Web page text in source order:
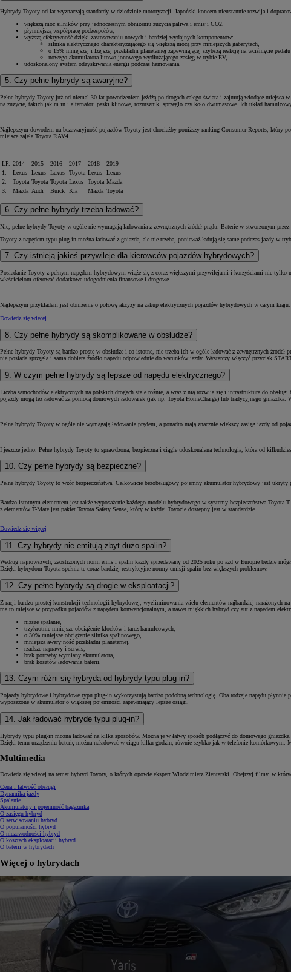
HYBRID
Hybrydy Toyoty od lat wyznaczają standardy w dziedzinie motoryzacji. Japoński koncern nieustannie rozwija i
większą moc silników przy jednoczesnym obniżeniu zużycia paliwa i emisji CO2,
płynniejszą współpracę podzespołów,
wyższą efektywność dzięki zastosowaniu nowych i bardziej wydajnych komponentów:
silnika elektrycznego charakteryzującego się większą mocą przy mniejszych gabarytach,
o 15% mniejszej i lżejszej przekładni planetarnej zapewniającej szybszą reakcję na wciśnięcie pedału
nowego akumulatora litowo-jonowego wydłużającego zasięg w trybie EV,
udoskonalony system odzyskiwania energii podczas hamowania.
5. Czy pełne hybrydy są awaryjne?
Pełne hybrydy Toyoty już od niemal 30 lat powodzeniem jeżdżą po drogach całego świata i zajmują wiodące
na zużycie, takich jak m.in.: alternator, paski klinowe, rozrusznik, sprzęgło czy koło dwumasowe. Ich układ
Najlepszym dowodem na bezawaryjność pojazdów Toyoty jest chociażby poniższy ranking Consumer Reports, który
miejsce zajęła Toyota RAV4.
LP. 2014 2015 2016 2017 2018
2019
1.
Lexus Lexus Lexus Toyota Lexus
Lexus
2.
Toyota Toyota Toyota Lexus Toyota Mazda
3.
Mazda Audi Buick Kia Mazda Toyota
6. Czy pełne hybrydy trzeba ładować?
Nie, pełne hybrydy Toyoty w ogóle nie wymagają ładowania z zewnętrznych źródeł prądu. Baterie w stworzonym
Toyoty z napędem typu plug-in można ładować z gniazda, ale nie trzeba, ponieważ ładują się same podczas jazdy w
7. Czy istnieją jakieś przywileje dla kierowców pojazdów hybrydowych?
Posiadanie Toyoty z pełnym napędem hybrydowym wiąże się z coraz większymi przywilejami i korzyściami nie
właścicielom oferować dodatkowe udogodnienia finansowe i drogowe.
Najlepszym przykładem jest obniżenie o połowę akcyzy na zakup elektrycznych pojazdów hybrydowych w całym
Dowiedz się więcej
8. Czy pełne hybrydy są skomplikowane w obsłudze?
Pełne hybrydy Toyoty są bardzo proste w obsłudze i co istotne, nie trzeba ich w ogóle ładować z zewnętrznych
nie posiada sprzęgła i sama dobiera źródło napędu odpowiednie do warunków jazdy. Wystarczy włączyć przycisk
9. W czym pełne hybrydy są lepsze od napędu elektrycznego?
Liczba samochodów elektrycznych na polskich drogach stale rośnie, a wraz z nią rozwija się i infrastruktura do
pojazdy mogą też ładować za pomocą domowych ładowarek (jak np. Toyota HomeCharge) lub tradycyjnego
Pełne hybrydy Toyoty w ogóle nie wymagają ładowania prądem, a ponadto mają znacznie większy zasięg jazdy od
I jeszcze jedno. Pełne hybrydy Toyoty to sprawdzona, bezpieczna i ciągle udoskonalana technologia, która od
10. Czy pełne hybrydy są bezpieczne?
Pełne hybrydy Toyoty to wzór bezpieczeństwa. Całkowicie bezobsługowy pojemny akumulator hybrydowy jest
Bardzo istotnym elementem jest także wyposażenie każdego modelu hybrydowego w systemy bezpieczeństwa
z elementów T-Mate jest pakiet Toyota Safety Sense, który w każdej Toyocie dostępny jest w standardzie.
Dowiedz się więcej
11. Czy hybrydy nie emitują zbyt dużo spalin?
Według najnowszych, zaostrzonych norm emisji spalin każdy sprzedawany od 2025 roku pojazd w Europie będzie
Dzięki hybrydom Toyota spełnia te coraz bardziej restrykcyjne normy emisji spalin bez większych problemów.
12. Czy pełne hybrydy są drogie w eksploatacji?
Z racji bardzo prostej konstrukcji technologii hybrydowej, wyeliminowania wielu elementów najbardziej narażonych
ma to miejsce w przypadku pojazdów z napędem konwencjonalnym, a nawet miękkich hybryd czy aut z napędem
niższe spalanie,
trzykrotnie mniejsze obciążenie klocków i tarcz hamulcowych,
o 30% mniejsze obciążenie silnika spalinowego,
mniejsza awaryjność przekładni planetarnej,
rzadsze naprawy i serwis,
brak potrzeby wymiany akumulatora,
brak kosztów ładowania baterii.
13. Czym różni się hybryda od hybrydy typu plug-in?
Pojazdy hybrydowe i hybrydowe typu plug-in wykorzystują bardzo podobną technologię. Oba rodzaje napędu
wyposażone w akumulator o większej pojemności zapewniający lepsze osiągi.
14. Jak ładować hybrydę typu plug-in?
Hybrydy typu plug-in można ładować na kilka sposobów. Można je w łatwy sposób podłączyć do domowego
Dzięki temu urządzeniu baterię można naładować w ciągu kilku godzin, równie szybko jak w telefonie komórkowym.
Multimedia
Dowiedz się więcej na temat hybryd Toyoty, o których opowie ekspert Włodzimierz Zientarski. Obejrzyj filmy, w
Cena i łatwość obsługi
Dynamika jazdy
Spalanie
Akumulatory i pojemność bagażnika
O zasięgu hybryd
O serwisowaniu hybryd
O popularności hybryd
O niezawodności hybryd
O kosztach eksploatacji hybryd
O baterii w hybrydach
Więcej o hybrydach